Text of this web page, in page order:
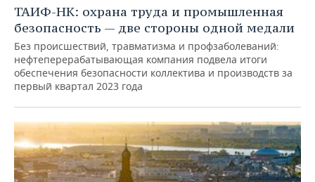
ТАИФ-НК: охрана труда и промышленная
безопасность — две стороны одной медали
Без происшествий, травматизма и профзаболеваний:
нефтеперерабатывающая компания подвела итоги
обеспечения безопасности коллектива и производств за
первый квартал 2023 года